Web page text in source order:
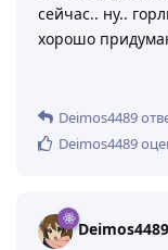
сейчас.. ну..
хорошо
Deimos4489
Deimos4489
Deimos4489